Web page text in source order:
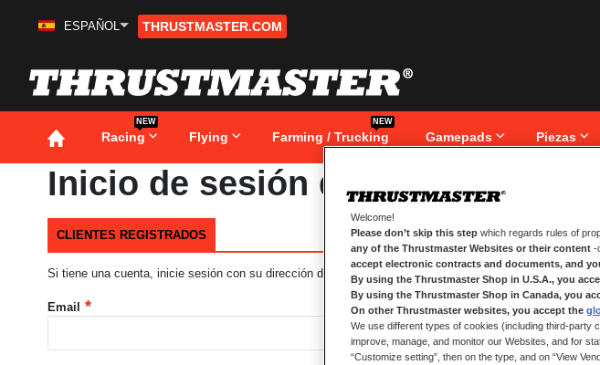
ESPAÑOL THRUSTMASTER.COM
Racing
NEW
Flying Farming / Trucking
NEW
Gamepads Piezas
Inicio de sesión de cliente
CLIENTES REGISTRADOS
Si tiene una cuenta, inicie sesión con su dirección de correo electrónico.
Email
Welcome!
Please don’t skip this step which regards rules of
any of the Thrustmaster Websites or their content -
accept electronic contracts and documents, and
By using the Thrustmaster Shop in U.S.A., you
By using the Thrustmaster Shop in Canada, you
On other Thrustmaster websites, you accept the
We use different types of cookies (including third-party
improve, manage, and monitor our Websites, and for
“Customize setting”, then on the type, and on “View